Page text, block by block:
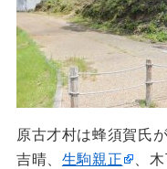
原古才村は蜂須賀氏
吉晴、 生駒親正
、